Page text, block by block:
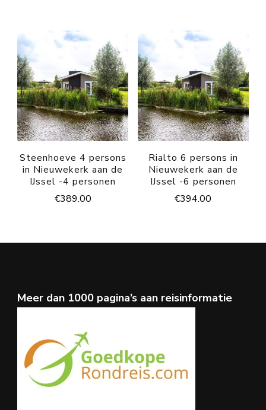
Steenhoeve 4 persons
in Nieuwekerk aan de
IJssel -4 personen
€389.00
Rialto 6 persons in
Nieuwekerk aan de
IJssel -6 personen
€394.00
Meer dan 1000 pagina’s aan reisinformatie